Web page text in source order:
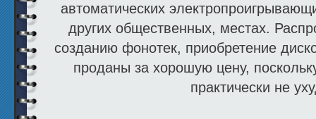
автоматических
других общественных, местах.
созданию фонотек, приобретение
проданы за хорошую цену,
практически не